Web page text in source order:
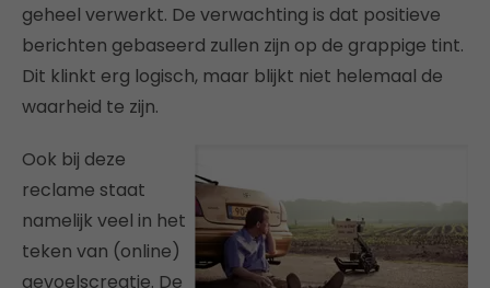
geheel verwerkt. De verwachting is dat positieve
berichten gebaseerd zullen zijn op de grappige tint.
Dit klinkt erg logisch, maar blijkt niet helemaal de
waarheid te zijn.
Ook bij deze
reclame staat
namelijk veel in het
teken van (online)
gevoelscreatie. De